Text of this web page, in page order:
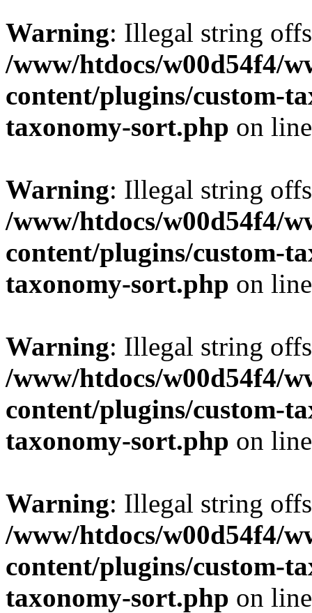
Warning: Illegal string
/www/htdocs/w00d54f4/
content/plugins/custom-
taxonomy-sort.php on
Warning: Illegal string
/www/htdocs/w00d54f4/
content/plugins/custom-
taxonomy-sort.php on
Warning: Illegal string
/www/htdocs/w00d54f4/
content/plugins/custom-
taxonomy-sort.php on
Warning: Illegal string
/www/htdocs/w00d54f4/
content/plugins/custom-
taxonomy-sort.php on